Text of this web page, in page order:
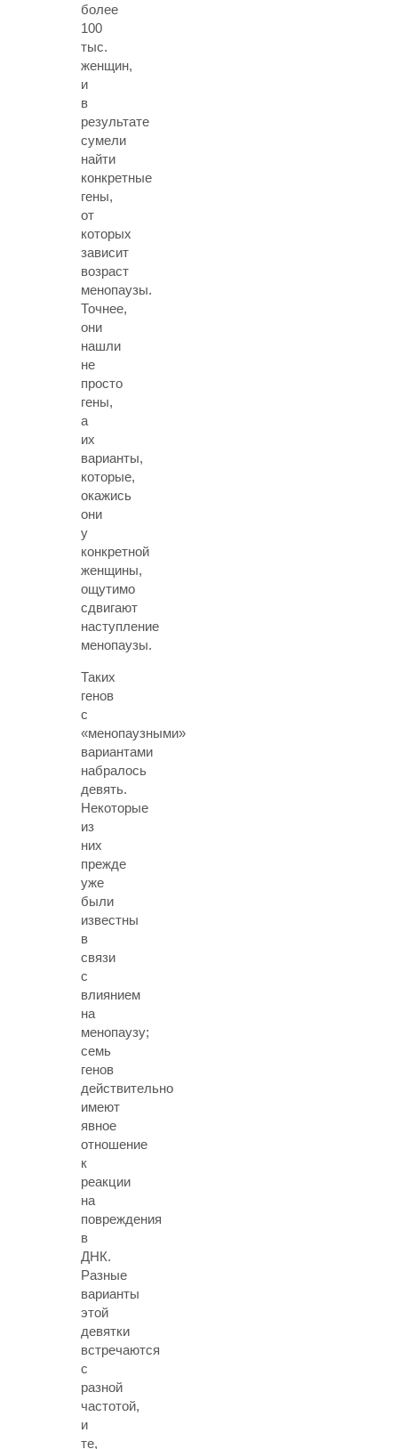
более
100
тыс.
женщин,
и
в
результате
сумели
найти
конкретные
гены,
от
которых
зависит
возраст
менопаузы.
Точнее,
они
нашли
не
просто
гены,
а
их
варианты,
которые,
окажись
они
у
конкретной
женщины,
ощутимо
сдвигают
наступление
менопаузы.
Таких
генов
с
«менопаузными»
вариантами
набралось
девять.
Некоторые
из
них
прежде
уже
были
известны
в
связи
с
влиянием
на
менопаузу;
семь
генов
действительно
имеют
явное
отношение
к
реакции
на
повреждения
в
ДНК.
Разные
варианты
этой
девятки
встречаются
с
разной
частотой,
и
те,